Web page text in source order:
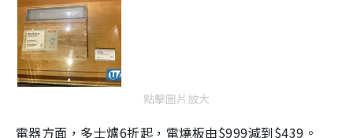
點擊圖片放大
電器方面，多士爐6折起，電燒板由$999減到$439 。